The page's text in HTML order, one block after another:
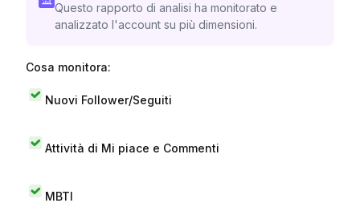
Questo rapporto di analisi ha monitorato e
analizzato l'account su più dimensioni.
Cosa monitora:
Nuovi Follower/Seguiti
Attività di Mi piace e Commenti
MBTI